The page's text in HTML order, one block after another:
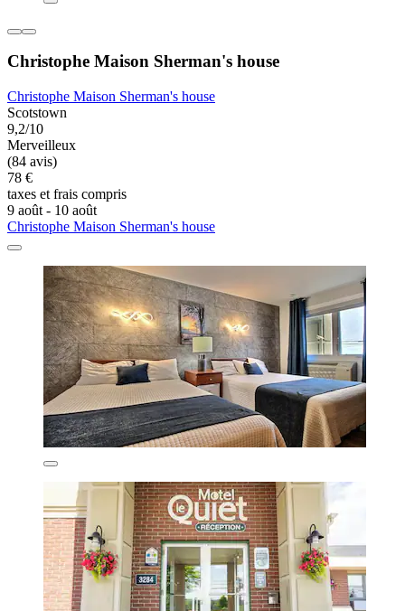
Christophe Maison Sherman's house
Christophe Maison Sherman's house
Scotstown
9,2/10
Merveilleux
(84 avis)
78 €
taxes et frais compris
9 août - 10 août
Christophe Maison Sherman's house